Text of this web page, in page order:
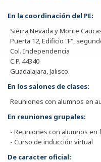
En la coordinación del PE:
Sierra Nevada y Monte
Puerta 12, Edificio "F",
Col. Independencia
C.P. 44340
Guadalajara, Jalisco.
En los salones de clases:
Reuniones con alumnos en
En reuniones grupales:
- Reuniones con alumnos en
- Curso de inducción virtual
De caracter oficial: